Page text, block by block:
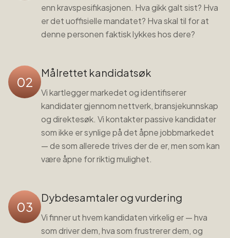
enn kravspesifikasjonen. Hva gikk galt sist? Hva
er det uoffisielle mandatet? Hva skal til for at
denne personen faktisk lykkes hos dere?
02
Målrettet kandidatsøk
Vi kartlegger markedet og identifiserer
kandidater gjennom nettverk, bransjekunnskap
og direktesøk. Vi kontakter passive kandidater
som ikke er synlige på det åpne jobbmarkedet
— de som allerede trives der de er, men som kan
være åpne for riktig mulighet.
03
Dybdesamtaler og vurdering
Vi finner ut hvem kandidaten virkelig er — hva
som driver dem, hva som frustrerer dem, og